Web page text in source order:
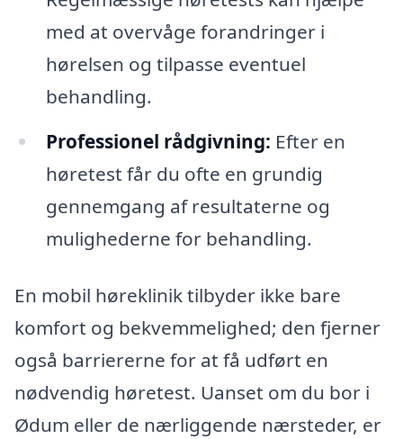
med at overvåge forandringer i
hørelsen og tilpasse eventuel
behandling.
Professionel rådgivning: Efter en
høretest får du ofte en grundig
gennemgang af resultaterne og
mulighederne for behandling.
En mobil høreklinik tilbyder ikke bare
komfort og bekvemmelighed; den fjerner
også barriererne for at få udført en
nødvendig høretest. Uanset om du bor i
Ødum eller de nærliggende nærsteder, er